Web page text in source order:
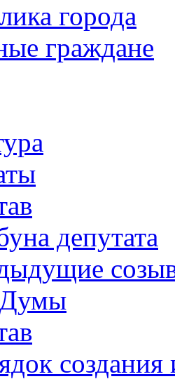
города
граждане
депутата
создания